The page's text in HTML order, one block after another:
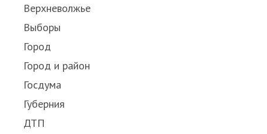
Верхневолжье
Выборы
Город
Город и район
Госдума
Губерния
ДТП